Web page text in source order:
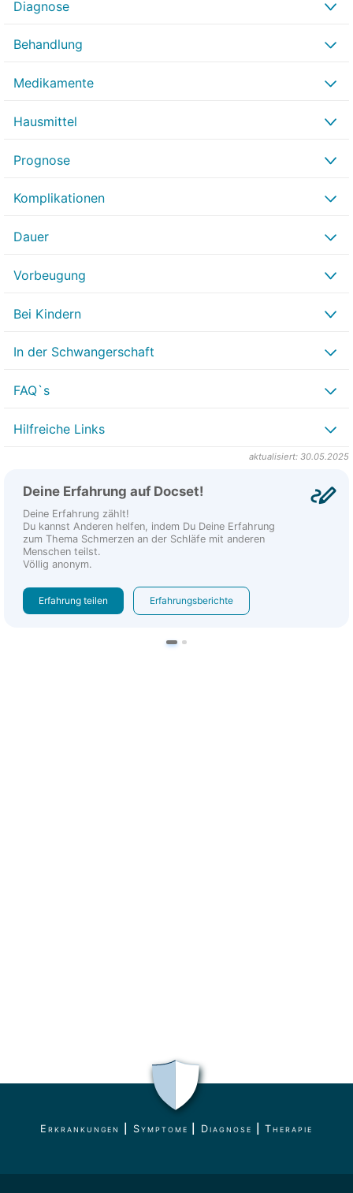
Diagnose
Behandlung
Medikamente
Hausmittel
Prognose
Komplikationen
Dauer
Vorbeugung
Bei Kindern
In der Schwangerschaft
FAQ`s
Hilfreiche Links
aktualisiert: 30.05.2025
Deine Erfahrung auf Docset!
Deine Erfahrung zählt!
Du kannst Anderen helfen, indem Du Deine Erfahrung
zum Thema Schmerzen an der Schläfe mit anderen
Menschen teilst.
Völlig anonym.
Erfahrung teilen Erfahrungsberichte
Erkrankungen Symptome Diagnose |Therapie